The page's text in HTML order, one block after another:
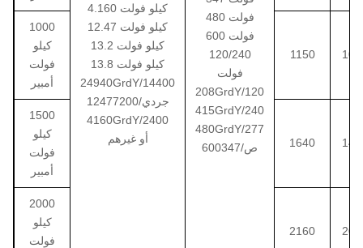
4.160 كيلو فولت
12.47 كيلو فولت
13.2 كيلو فولت
13.8 كيلو فولت
24940GrdY/14400
1247جردي/7200
4160GrdY/2400
أو غيرهم
480 فولت
600 فولت
120/240
فولت
208GrdY/120
415GrdY/240
480GrdY/277
600ص/347
1000
كيلو
فولت
أمبير
1150
1500
كيلو
فولت
أمبير
1640
2000
كيلو
فولت
2160